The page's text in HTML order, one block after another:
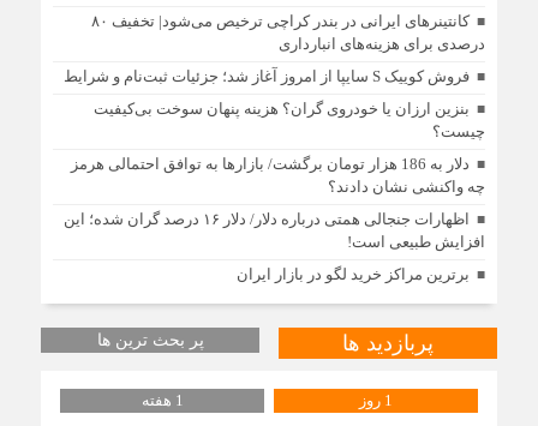
کانتینرهای ایرانی در بندر کراچی ترخیص می‌شود| تخفیف ۸۰
درصدی برای هزینه‌های انبارداری
فروش کوییک S سایپا از امروز آغاز شد؛ جزئیات ثبت‌نام و شرایط
بنزین ارزان یا خودروی گران؟ هزینه پنهان سوخت بی‌کیفیت
چیست؟
دلار به 186 هزار تومان برگشت/ بازارها به توافق احتمالی هرمز
چه واکنشی نشان دادند؟
اظهارات جنجالی همتی درباره دلار/ دلار ۱۶ درصد گران شده؛ این
افزایش طبیعی است!
برترین مراکز خرید لگو در بازار ایران
پربازدید ها پر بحث ترین ها
1 روز
1 هفته